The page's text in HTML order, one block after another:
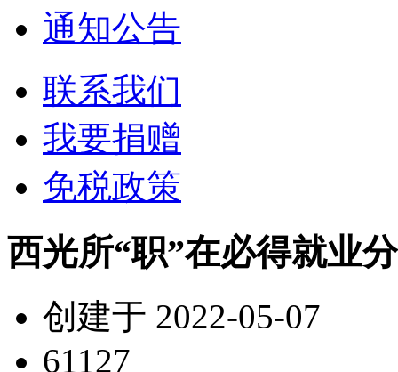
通知公告
联系我们
我要捐赠
免税政策
西光所“职”在必得就业
创建于 2022-05-07
61127